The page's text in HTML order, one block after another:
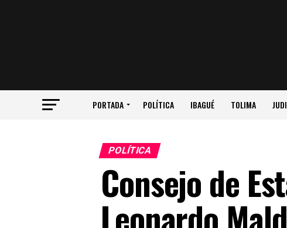
PORTADA POLÍTICA IBAGUÉ TOLIMA
POLÍTICA
Consejo de
Leonardo